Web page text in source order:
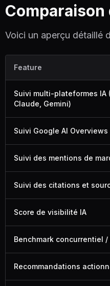
Voici un aperçu détaillé
Feature
Suivi multi-plateformes IA
Claude, Gemini)
Suivi Google AI Overviews
Suivi des mentions de
Suivi des citations et
Score de visibilité IA
Benchmark concurrentiel /
Recommandations